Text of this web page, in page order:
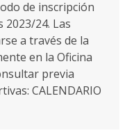
de inscripción
2023/24. Las
a través de la
en la Oficina
previa
CALENDARIO